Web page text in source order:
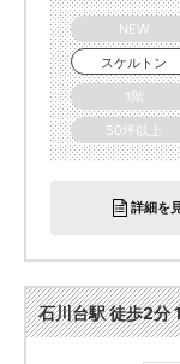
NEW
スケルトン
1階
50坪以上
詳細を
石川台駅 徒歩2分